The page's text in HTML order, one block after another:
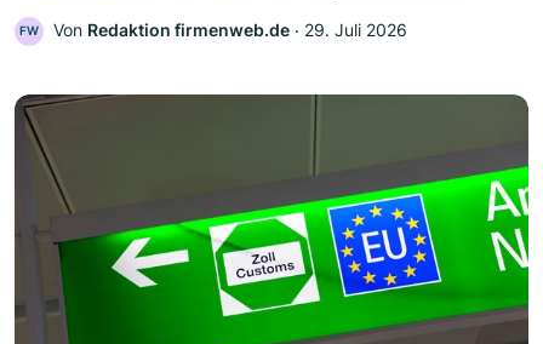
FW Von Redaktion firmenweb.de ‧ 29. Juli 2026